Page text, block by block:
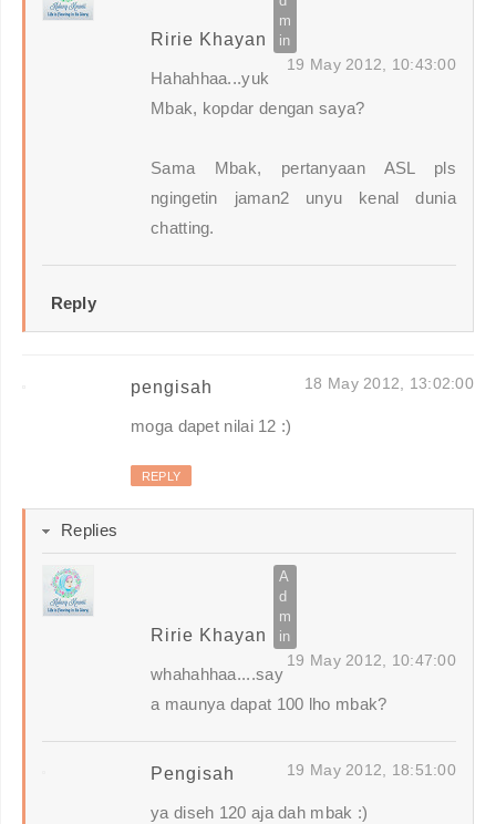
Ririe Khayan
19 May 2012, 10:43:00
Hahahhaa...yuk
Mbak, kopdar dengan saya?
Sama Mbak, pertanyaan ASL pls
ngingetin jaman2 unyu kenal dunia
chatting.
Reply
pengisah 18 May 2012, 13:02:00
moga dapet nilai 12 :)
REPLY
Replies
Ririe Khayan
19 May 2012, 10:47:00
whahahhaa....say
a maunya dapat 100 lho mbak?
Pengisah 19 May 2012, 18:51:00
ya diseh 120 aja dah mbak :)